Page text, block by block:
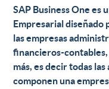
SAP Business One es
Empresarial diseñado
las empresas
financieros-
más, es decir todas
componen una